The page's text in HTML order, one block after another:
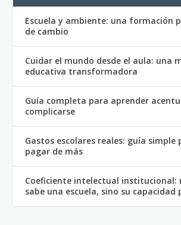
Escuela y ambiente: una formación
de cambio
Cuidar el mundo desde el aula: una
educativa transformadora
Guía completa para aprender
complicarse
Gastos escolares reales: guía simple
pagar de más
Coeficiente intelectual institucional:
sabe una escuela, sino su capacidad